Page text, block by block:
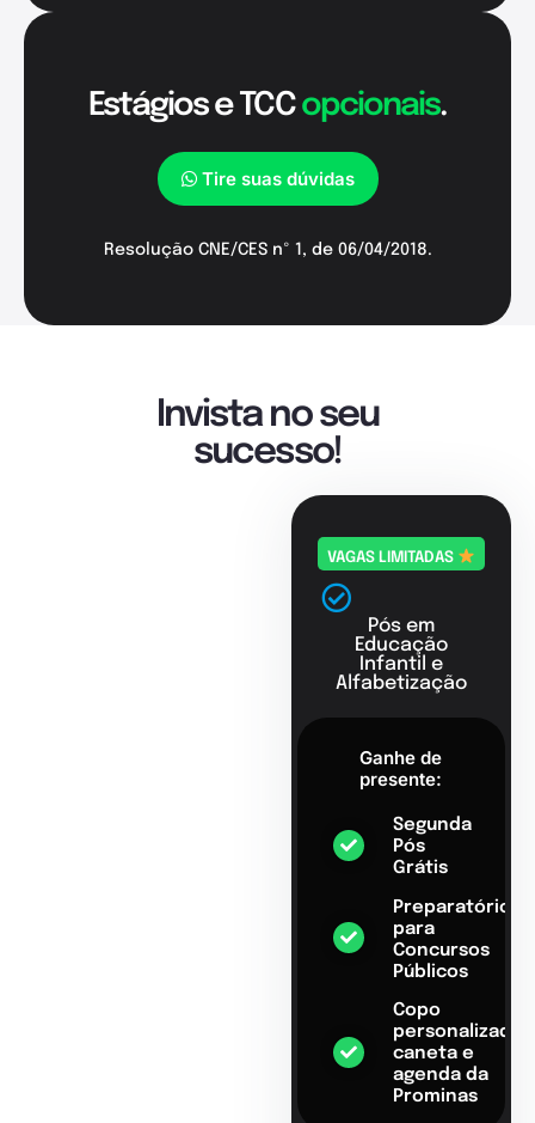
Estágios e TCCopcionais.
Tire suas dúvidas
Resolução CNE/CES nº 1, de 06/04/2018.
Invista no seu
sucesso!
VAGAS LIMITADAS
Pós em
Educação
Infantil e
Alfabetização
Ganhe de
presente:
Segunda
Pós
Grátis
Preparatório
para
Concursos
Públicos
Copo
personalizado,
caneta e
agenda da
Prominas